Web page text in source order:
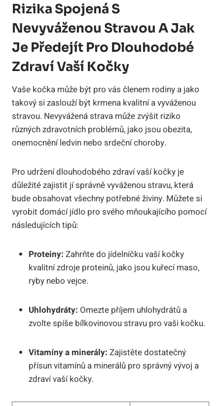
Rizika Spojená S
Nevyváženou Stravou A Jak
Je Předejít Pro Dlouhodobé
Zdraví Vaší Kočky
Vaše kočka může být pro vás členem rodiny a jako
takový si zaslouží být krmena kvalitní a vyváženou
stravou. Nevyvážená strava může zvýšit riziko
různých zdravotních problémů, jako jsou obezita,
onemocnění ledvin nebo srdeční choroby.
Pro udržení dlouhodobého zdraví vaší kočky je
důležité zajistit jí správně vyváženou stravu, která
bude obsahovat všechny potřebné živiny. Můžete si
vyrobit domácí jídlo pro svého mňoukajícího pomocí
následujících tipů:
Proteiny: Zahrňte do jídelníčku vaší kočky
kvalitní zdroje proteinů, jako jsou kuřecí maso,
ryby nebo vejce.
Uhlohydráty: Omezte příjem uhlohydrátů a
zvolte spíše bílkovinovou stravu pro vaši kočku.
Vitamíny a minerály: Zajistěte dostatečný
přísun vitamínů a minerálů pro správný vývoj a
zdraví vaší kočky.